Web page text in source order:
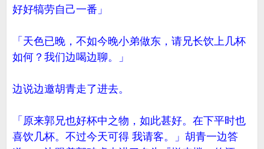
好好犒劳自己一番」
「天色已晚，不如今晚小弟做东，请兄长饮上几杯
如何？我们边喝边聊。」
边说边邀胡青走了进去。
「原来郭兄也好杯中之物，如此甚好。在下平时也
喜饮几杯。不过今天可得 我请客。」胡青一边答